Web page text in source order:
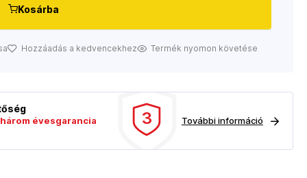
Kosárba
Hozzáadás a kedvencekhez Termék nyomon követése
három évesgarancia
3 További információ